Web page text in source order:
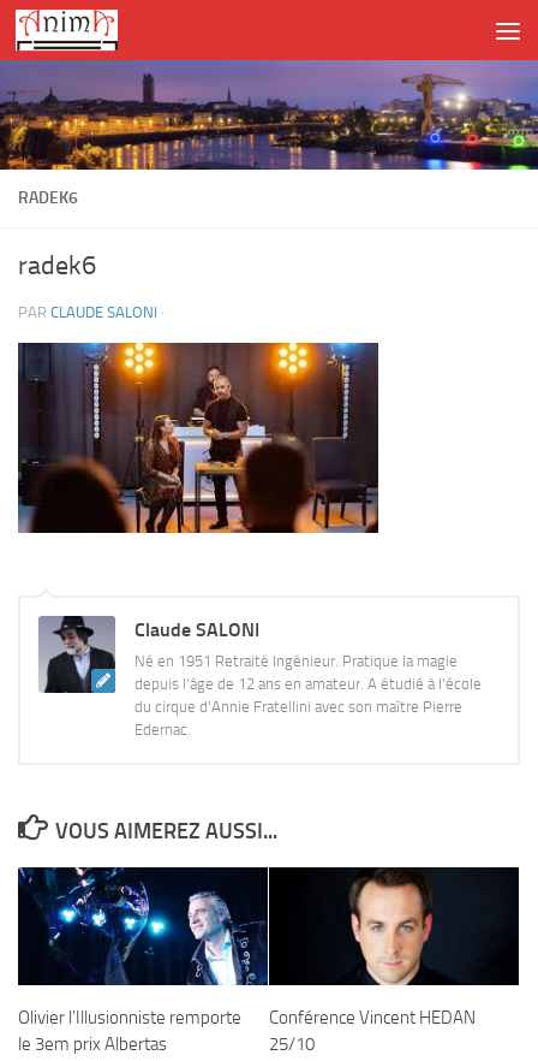
Skip to content
RADEK6
radek6
PAR CLAUDE SALONI ·
Claude SALONI
Né en 1951 Retraité Ingénieur. Pratique la magie
depuis l'âge de 12 ans en amateur. A étudié à l'école
du cirque d'Annie Fratellini avec son maître Pierre
Edernac.
VOUS AIMEREZ AUSSI...
Olivier l’Illusionniste remporte
le 3em prix Albertas
Conférence Vincent HEDAN
25/10